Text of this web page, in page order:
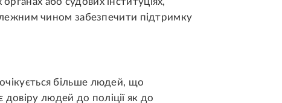
чином забезпечити підтримку
більше людей, що
людей до поліції як до